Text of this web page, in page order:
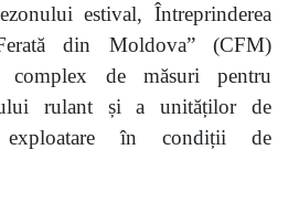
estival, Întreprinderea
din Moldova” (CFM)
complex de măsuri pentru
rulant și a unităților de
exploatare în condiții de